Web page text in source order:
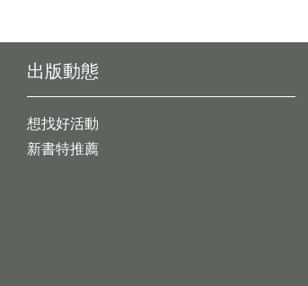
出版動態
想找好活動
新書特推薦